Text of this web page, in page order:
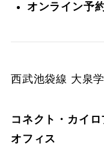
オンライン予
西武池袋線 大泉
コネクト・カイ
オフィス